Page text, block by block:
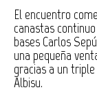
El encuentro
canastas
bases Carlos
una pequeña
gracias a un
Albisu.